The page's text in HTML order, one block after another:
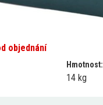
objednání
Hmotnost:
14 kg